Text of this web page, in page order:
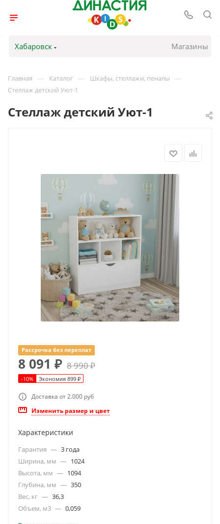
Хабаровск Магазины
Главная — Каталог — Шкафы, стеллажи, пеналы —
Стеллаж детский Уют-1
Стеллаж детский Уют-1
Рассрочка без переплат
8 091 ₽ 8 990₽
-10% Экономия 899 ₽
Доставка от 2.000 руб
Изменить размер и цвет
Характеристики
Гарантия — 3 года
Ширина, мм — 1024
Высота, мм — 1094
Глубина, мм — 350
Вес, кг — 36,3
Объем, м3 — 0,059